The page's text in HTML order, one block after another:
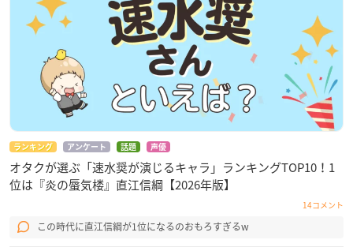
ランキング アンケート 話題 声優
オタクが選ぶ「速水奨が演じるキャラ」ランキングTOP10！1
位は『炎の蜃気楼』直江信綱【2026年版】
14コメント
この時代に直江信綱が1位になるのおもろすぎるw